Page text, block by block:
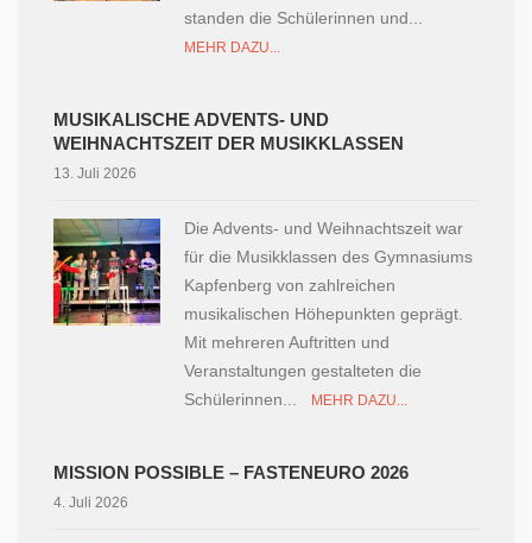
standen die Schülerinnen und...
MEHR DAZU...
MUSIKALISCHE ADVENTS- UND
WEIHNACHTSZEIT DER MUSIKKLASSEN
13. Juli 2026
Die Advents- und Weihnachtszeit war
für die Musikklassen des Gymnasiums
Kapfenberg von zahlreichen
musikalischen Höhepunkten geprägt.
Mit mehreren Auftritten und
Veranstaltungen gestalteten die
Schülerinnen...
MEHR DAZU...
MISSION POSSIBLE – FASTENEURO 2026
4. Juli 2026